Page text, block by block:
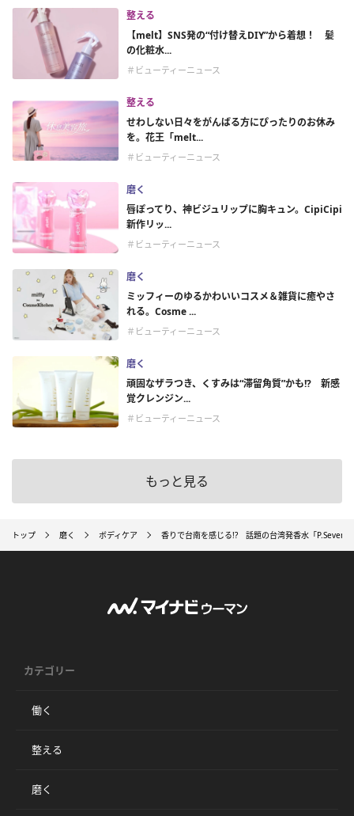
整える
【melt】SNS発の“付け替えDIY”から着想！ 髪
の化粧水...
＃ビューティーニュース
整える
せわしない日々をがんばる方にぴったりのお休み
を。花王「melt...
＃ビューティーニュース
磨く
唇ぽってり、神ビジュリップに胸キュン。CipiCipi
新作リッ...
＃ビューティーニュース
磨く
ミッフィーのゆるかわいいコスメ＆雑貨に癒やさ
れる。Cosme ...
＃ビューティーニュース
磨く
頑固なザラつき、くすみは“滞留角質”かも!? 新感
覚クレンジン...
＃ビューティーニュース
もっと見る
トップ 磨く ボディケア 香りで台南を感じる!? 話題の台湾発香水「P.Seven
カテゴリー
働く
整える
磨く